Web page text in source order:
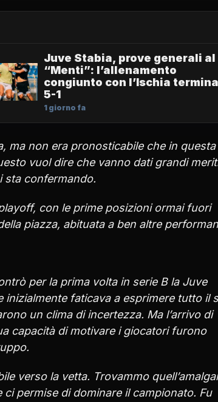
Juve Stabia, prove generali al
“Menti”: l’allenamento
congiunto con l’Ischia termina
5-1
1 giorno fa
ma non era pronosticabile che in questa
vuol dire che vanno dati grandi
sta confermando.
con le prime posizioni ormai fuori
piazza, abituata a ben altre
per la prima volta in serie B la Juve
inizialmente faticava a esprimere tutto il
un clima di incertezza. Ma l’arrivo di
capacità di motivare i giocatori furono
verso la vetta. Trovammo
permise di dominare il campionato. Fu